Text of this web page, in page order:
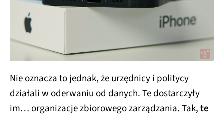
Nie oznacza to jednak, że urzędnicy i politycy
działali w oderwaniu od danych. Te dostarczyły
im… organizacje zbiorowego zarządzania. Tak,te